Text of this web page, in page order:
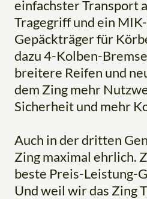
einfachster Transport
Tragegriff und ein
Gepäckträger für
dazu 4-Kolben-
breitere Reifen und
dem Zing mehr
Sicherheit und mehr
Auch in der dritten
Zing maximal ehrlich.
beste Preis-Leistung-
Und weil wir das Zing